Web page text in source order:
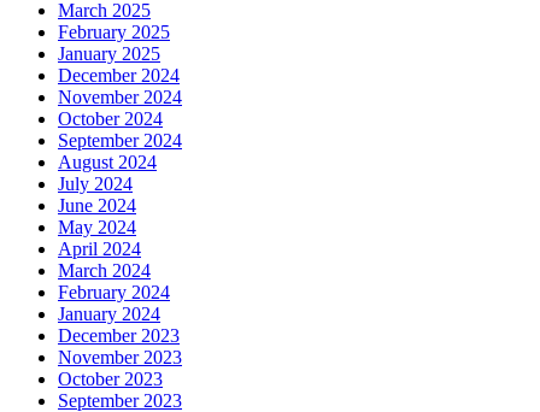
March 2025
February 2025
January 2025
December 2024
November 2024
October 2024
September 2024
August 2024
July 2024
June 2024
May 2024
April 2024
March 2024
February 2024
January 2024
December 2023
November 2023
October 2023
September 2023